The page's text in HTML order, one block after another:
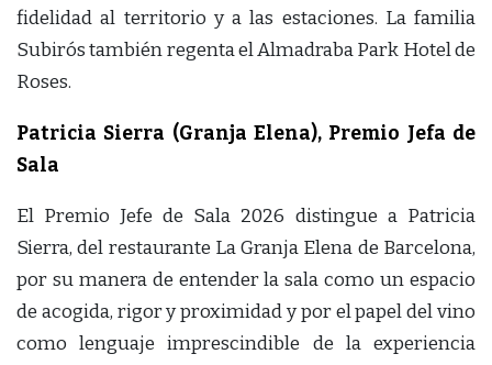
fidelidad al territorio y a las estaciones. La familia
Subirós también regenta el Almadraba Park Hotel de
Roses.
Patricia Sierra (Granja Elena), Premio Jefa de
Sala
El Premio Jefe de Sala 2026 distingue a Patricia
Sierra, del restaurante La Granja Elena de Barcelona,
por su manera de entender la sala como un espacio
de acogida, rigor y proximidad y por el papel del vino
como lenguaje imprescindible de la experiencia